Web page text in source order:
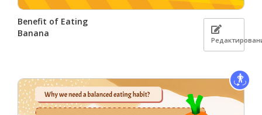
Benefit of Eating
Banana